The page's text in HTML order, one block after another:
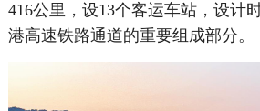
416公里，设13个客运车站，设计
港高速铁路通道的重要组成部分。